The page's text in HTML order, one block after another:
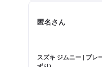
匿名さん
スズキ ジムニー | ブレ